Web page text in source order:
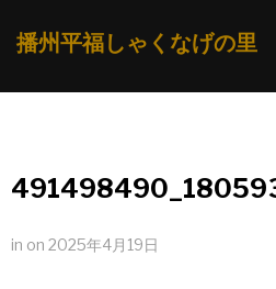
播州平福しゃくなげの里
in on 2025年4月19日